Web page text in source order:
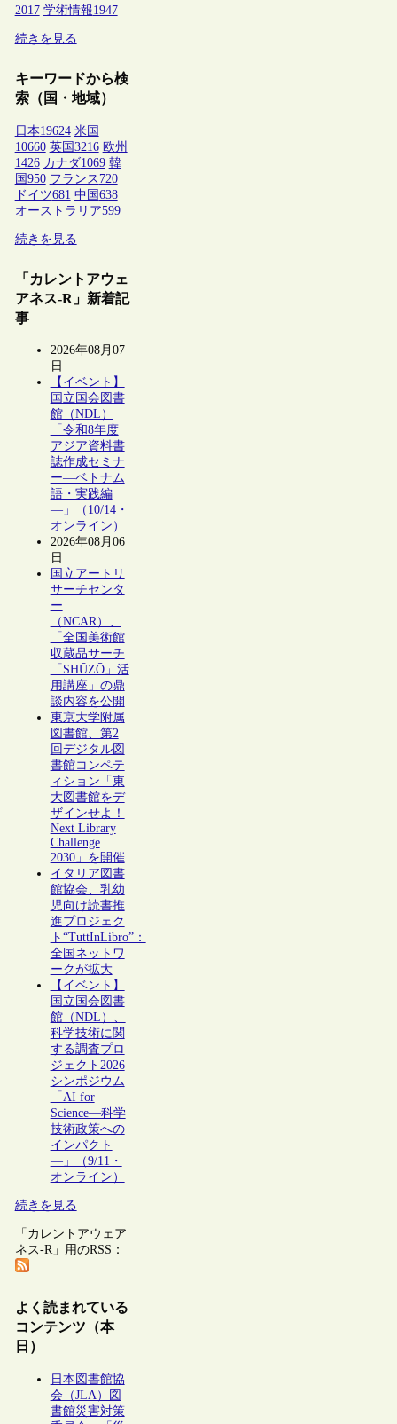
2017 学術情報1947
続きを見る
キーワードから検
索（国・地域）
日本19624 米国
10660 英国3216 欧州
1426 カナダ1069 韓
国950 フランス 720
ドイツ681 中国638
オーストラリア599
続きを見る
「カレントアウェ
アネス-R」新着記
事
2026年08月07
日
【イベント】
国立国会図書
館（NDL）
「令和8年度
アジア資料書
誌作成セミナ
ー―ベトナム
語・実践編
―」（10/14・
オンライン）
2026年08月06
日
国立アートリ
サーチセンタ
ー
（NCAR）、
「全国美術館
収蔵品サーチ
「SHŪZŌ」活
用講座」の鼎
談内容を公開
東京大学附属
図書館、第2
回デジタル図
書館コンペテ
ィション「東
大図書館をデ
ザインせよ！
Next Library
Challenge
2030」を開催
イタリア図書
館協会、乳幼
児向け読書推
進プロジェク
ト“TuttInLibro”：
全国ネットワ
ークが拡大
【イベント】
国立国会図書
館（NDL）、
科学技術に関
する調査プロ
ジェクト2026
シンポジウム
「AI for
Science―科学
技術政策への
インパクト
―」（9/11・
オンライン）
続きを見る
「カレントアウェア
ネス-R」用のRSS：
よく読まれている
コンテンツ（本
日）
日本図書館協
会（JLA）図
書館災害対策